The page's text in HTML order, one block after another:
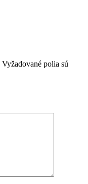
Vyžadované polia sú